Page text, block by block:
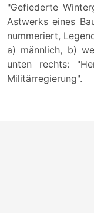
"Gefiederte
Astwerks eines
nummeriert,
a) männlich, b)
unten rechts:
Militärregierung".